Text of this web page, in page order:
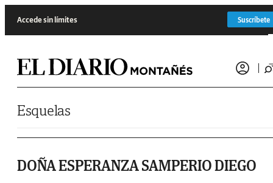
Accede sin límites Suscríbete
Esquelas
DOÑA ESPERANZA SAMPERIO DIEGO